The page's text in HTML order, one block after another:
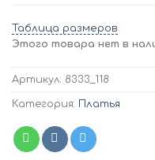
Таблица размеров
Этого товара нет в
Артикул: 8333_118
Категория: Платья